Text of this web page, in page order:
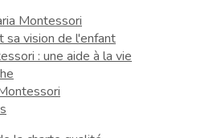
Montessori
sa vision de l'enfant
: une aide à la vie